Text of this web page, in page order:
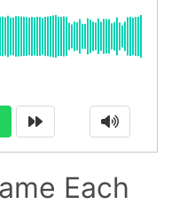
Each